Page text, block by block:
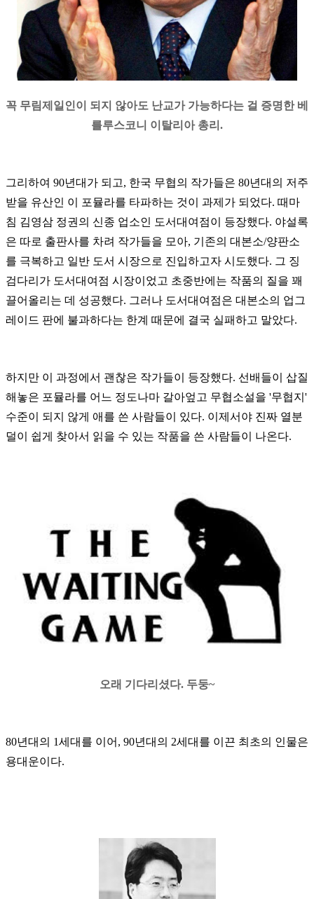
꼭 무림제일인이 되지 않아도 난교가 가능하다는 걸 증명한 베
를루스코니 이탈리아 총리.
그리하여 90년대가 되고, 한국 무협의 작가들은 80년대의 저주
받을 유산인 이 포뮬라를 타파하는 것이 과제가 되었다. 때마
침 김영삼 정권의 신종 업소인 도서대여점이 등장했다. 야설록
은 따로 출판사를 차려 작가들을 모아, 기존의 대본소/양판소
를 극복하고 일반 도서 시장으로 진입하고자 시도했다. 그 징
검다리가 도서대여점 시장이었고 초중반에는 작품의 질을 꽤
끌어올리는 데 성공했다. 그러나 도서대여점은 대본소의 업그
레이드 판에 불과하다는 한계 때문에 결국 실패하고 말았다.
하지만 이 과정에서 괜찮은 작가들이 등장했다. 선배들이 삽질
해놓은 포뮬라를 어느 정도나마 갈아엎고 무협소설을 '무협지'
수준이 되지 않게 애를 쓴 사람들이 있다. 이제서야 진짜 열분
덜이 쉽게 찾아서 읽을 수 있는 작품을 쓴 사람들이 나온다.
오래 기다리셨다. 두둥~
80년대의 1세대를 이어, 90년대의 2세대를 이끈 최초의 인물은
용대운이다.